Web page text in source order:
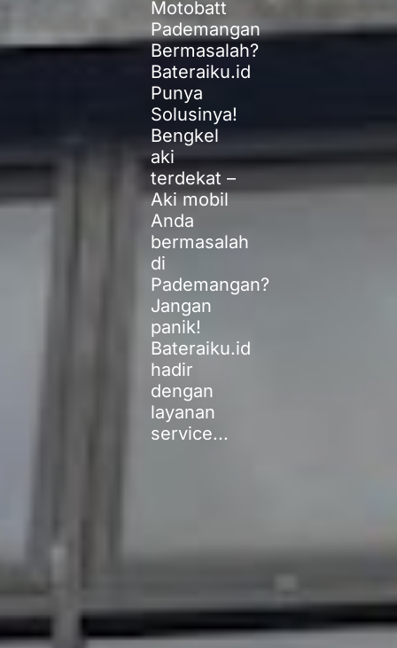
Motobatt
Pademangan
Bermasalah?
Bateraiku.id
Punya
Solusinya!
Bengkel
aki
terdekat –
Aki mobil
Anda
bermasalah
di
Pademangan?
Jangan
panik!
Bateraiku.id
hadir
dengan
layanan
service...